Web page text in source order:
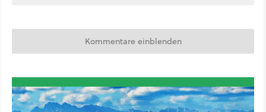
Kommentare einblenden